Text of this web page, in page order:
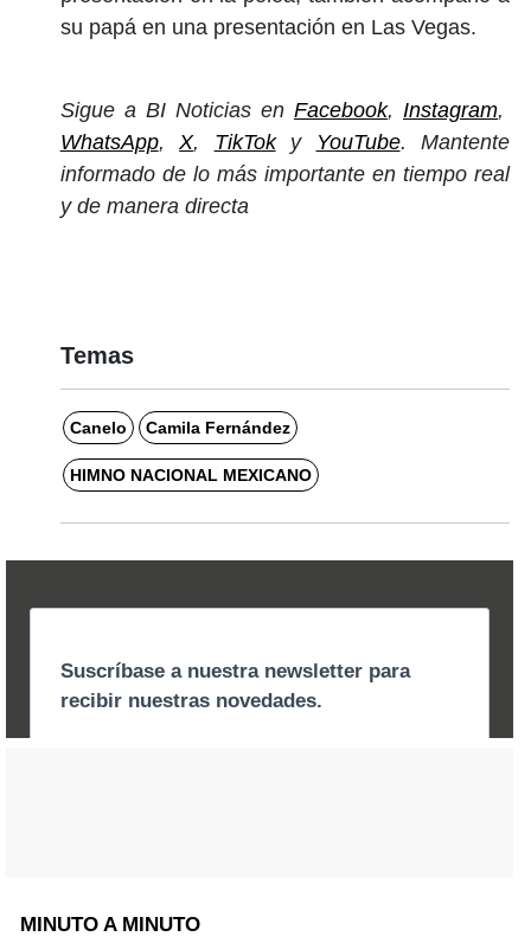
su papá en una presentación en Las Vegas.
Sigue a BI Noticias en Facebook, Instagram,
WhatsApp,X, TikToky YouTube. Mantente
informado de lo más importante en tiempo real
y de manera directa
Temas
Canelo Camila Fernández
HIMNO NACIONAL MEXICANO
MINUTO A MINUTO